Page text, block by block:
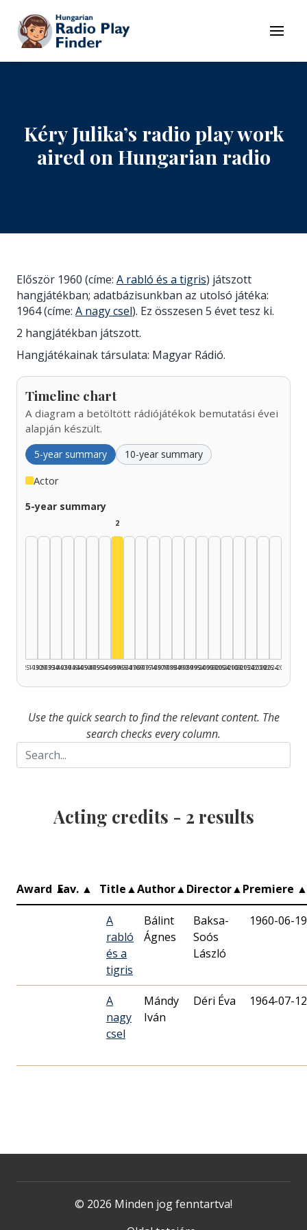
To contents
Menu
Kéry Julika’s radio play work
aired on Hungarian radio
Először 1960 (címe: A rabló és a tigris) játszott
hangjátékban; adatbázisunkban az utolsó játéka:
1964 (címe: A nagy csel). Ez összesen 5 évet tesz ki.
2 hangjátékban játszott.
Hangjátékainak társulata: Magyar Rádió.
Timeline chart
A diagram a betöltött rádiójátékok bemutatási évei
alapján készült.
5-year summary 10-year summary
Actor
5-year summary
1925–1929
1930–1934
1935–1939
1940–1944
1945–1949
1950–1954
1955–1959
2
1960–1964
1965–1969
1970–1974
1975–1979
1980–1984
1985–1989
1990–1994
1995–1999
2000–2004
2005–2009
2010–2014
2015–2019
2020–2024
2025–2026
Use the quick search to find the relevant content. The
search checks every column.
Acting credits - 2 results
Award ▲
Fav. ▲ Title▲Author▲Director▲Premiere ▲
A
rabló
és a
tigris
Bálint
Ágnes
Baksa-
Soós
László
1960-06-19
A
nagy
csel
Mándy
Iván
Déri Éva 1964-07-12
© 2026 Minden jog fenntartva!